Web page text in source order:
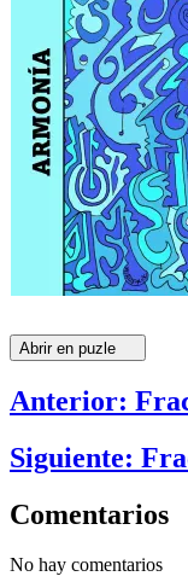
Abrir en puzle
Anterior:
Siguiente:
Comentarios
No hay comentarios